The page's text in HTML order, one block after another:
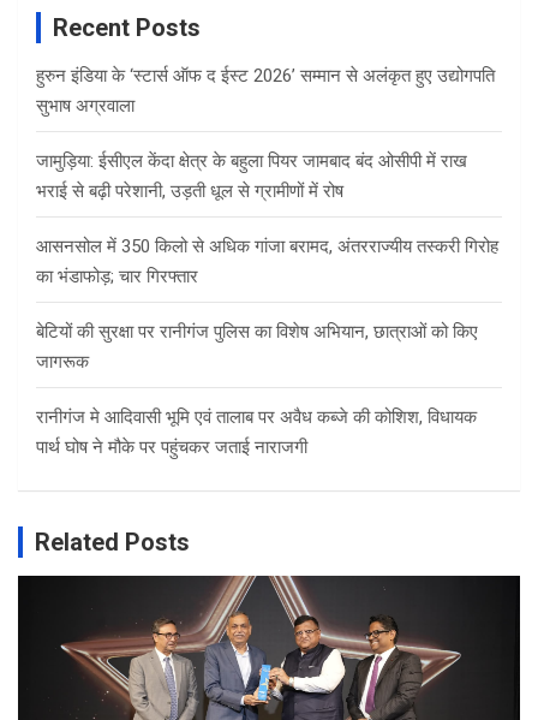
Recent Posts
हुरुन इंडिया के ‘स्टार्स ऑफ द ईस्ट 2026’ सम्मान से अलंकृत हुए उद्योगपति
सुभाष अग्रवाला
जामुड़िया: ईसीएल केंदा क्षेत्र के बहुला पियर जामबाद बंद ओसीपी में राख
भराई से बढ़ी परेशानी, उड़ती धूल से ग्रामीणों में रोष
आसनसोल में 350 किलो से अधिक गांजा बरामद, अंतरराज्यीय तस्करी गिरोह
का भंडाफोड़; चार गिरफ्तार
बेटियों की सुरक्षा पर रानीगंज पुलिस का विशेष अभियान, छात्राओं को किए
जागरूक
रानीगंज मे आदिवासी भूमि एवं तालाब पर अवैध कब्जे की कोशिश, विधायक
पार्थ घोष ने मौके पर पहुंचकर जताई नाराजगी
Related Posts